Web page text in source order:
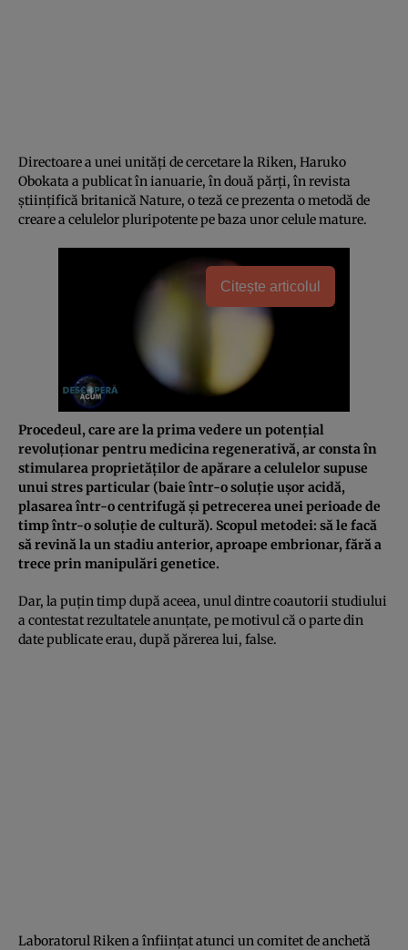
Directoare a unei unităţi de cercetare la Riken, Haruko
Obokata a publicat în ianuarie, în două părţi, în revista
ştiinţifică britanică Nature, o teză ce prezenta o metodă de
creare a celulelor pluripotente pe baza unor celule mature.
Citește articolul
Procedeul, care are la prima vedere un potenţial
revoluţionar pentru medicina regenerativă, ar consta în
stimularea proprietăţilor de apărare a celulelor supuse
unui stres particular (baie într-o soluţie uşor acidă,
plasarea într-o centrifugă şi petrecerea unei perioade de
timp într-o soluţie de cultură). Scopul metodei: să le facă
să revină la un stadiu anterior, aproape embrionar, fără a
trece prin manipulări genetice.
Dar, la puţin timp după aceea, unul dintre coautorii studiului
a contestat rezultatele anunţate, pe motivul că o parte din
date publicate erau, după părerea lui, false.
Laboratorul Riken a înfiinţat atunci un comitet de anchetă